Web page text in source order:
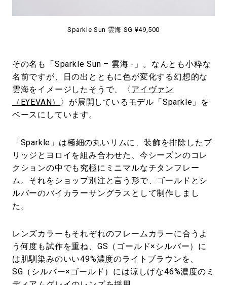
Sparkle Sun 雲海 SG ¥49,500
その名も「Sparkle Sun – 雲海 -」。なんとも小粋な
名前ですが、日の出とともに色が変化する幻想的な
雲海をイメージしたそうで、〈 アイヴァン
（EYEVAN） 〉が展開しているモデル「Sparkle」を
ベースにしています。
「Sparkle」は極細の丸いリムに、装飾を排除したブ
リッジとヨロイを組み合わせた、今シーズンのコレ
クションの中でも究極にミニマルなチタンフレー
ム。それをショップ別注と言う形で、ゴールドとシ
ルバーのバイカラーサングラスとして制作しまし
た。
レンズカラーもそれぞれのフレームカラーに合うよ
う何度も試作を重ね、GS（ゴールド×シルバー）に
は肌馴染みのいい49%濃度のライトブラウンを、
SG（シルバー×ゴールド）には涼しげな46%濃度のミ